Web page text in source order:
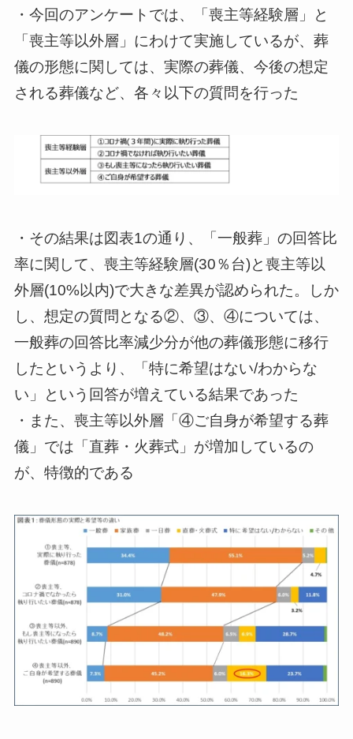
・今回のアンケートでは、「喪主等経験層」と
「喪主等以外層」にわけて実施しているが、葬
儀の形態に関しては、実際の葬儀、今後の想定
される葬儀など、各々以下の質問を行った
・その結果は図表1の通り、「一般葬」の回答比
率に関して、喪主等経験層(30％台)と喪主等以
外層(10%以内)で大きな差異が認められた。しか
し、想定の質問となる②、③、④については、
一般葬の回答比率減少分が他の葬儀形態に移行
したというより、「特に希望はない/わからな
い」という回答が増えている結果であった
・また、喪主等以外層「④ご自身が希望する葬
儀」では「直葬・火葬式」が増加しているの
が、特徴的である